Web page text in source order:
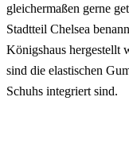
gleichermaßen gerne
Stadtteil Chelsea
Königshaus hergestellt
sind die elastischen
Schuhs integriert sind.